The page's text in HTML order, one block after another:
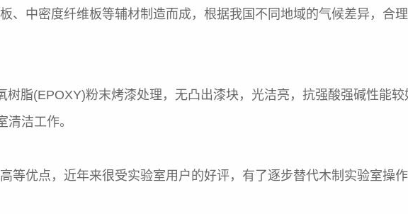
、中密度纤维板等辅材制造而成，根据我国不同地域的气候差异，合
脂(EPOXY)粉末烤漆处理，无凸出漆块，光洁亮，抗强酸强碱性能
洁工作。
等优点，近年来很受实验室用户的好评，有了逐步替代木制实验室操